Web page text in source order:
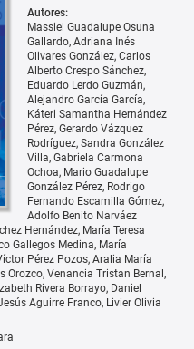
Autores:
Massiel Guadalupe Osuna
Gallardo Adriana Inés
Olivares González Carlos
Alberto Crespo Sánchez
Eduardo Lerdo Guzmán
Alejandro García García
Káteri Samantha Hernández
Pérez Gerardo Vázquez
Rodríguez Sandra González
Villa Gabriela Carmona
Ochoa Mario Guadalupe
González Pérez Rodrigo
Fernando Escamilla Gómez
Adolfo Benito Narváez
Hernández María Teresa
Gallegos Medina María
Pérez Pozos Aralia María
Orozco Venancia Tristan Bernal
Rivera Borrayo Daniel
Aguirre Franco Livier Olivia